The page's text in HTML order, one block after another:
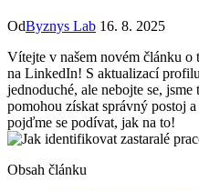
OdByznys Lab 16. 8. 2025
Vítejte v našem novém článku o
na LinkedIn! S aktualizací
jednoduché, ale nebojte se,
pomohou získat správný postoj
pojďme se podívat, jak na to!
Obsah článku